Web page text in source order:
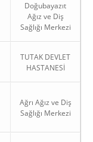
Doğubayazıt
Ağız ve Diş
Sağlığı Merkezi
TUTAK DEVLET
HASTANESİ
Ağrı Ağız ve Diş
Sağlığı Merkezi